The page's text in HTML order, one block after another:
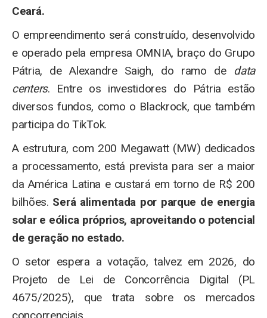
Ceará.
O empreendimento será construído, desenvolvido
e operado pela empresa OMNIA, braço do Grupo
Pátria, de Alexandre Saigh, do ramo de data
centers. Entre os investidores do Pátria estão
diversos fundos, como o Blackrock, que também
participa do TikTok.
A estrutura, com 200 Megawatt (MW) dedicados
a processamento, está prevista para ser a maior
da América Latina e custará em torno de R$ 200
bilhões. Será alimentada por parque de energia
solar e eólica próprios, aproveitando o potencial
de geração no estado.
O setor espera a votação, talvez em 2026, do
Projeto de Lei de Concorrência Digital (PL
4675/2025), que trata sobre os mercados